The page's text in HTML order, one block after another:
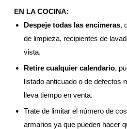
EN LA COCINA:
Despeje todas las encimeras,
de limpieza, recipientes de
vista.
Retire cualquier calendario,
listado anticuado o de defectos
lleva tiempo en venta.
Trate de limitar el número de
armarios ya que pueden hacer